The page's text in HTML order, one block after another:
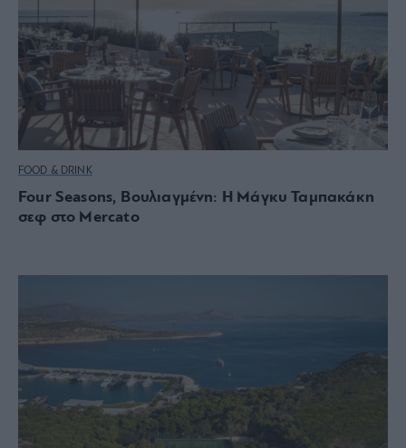
FOOD & DRINK
Four Seasons, Βουλιαγμένη: Η Μάγκυ Ταμπακάκη
σεφ στο Mercato